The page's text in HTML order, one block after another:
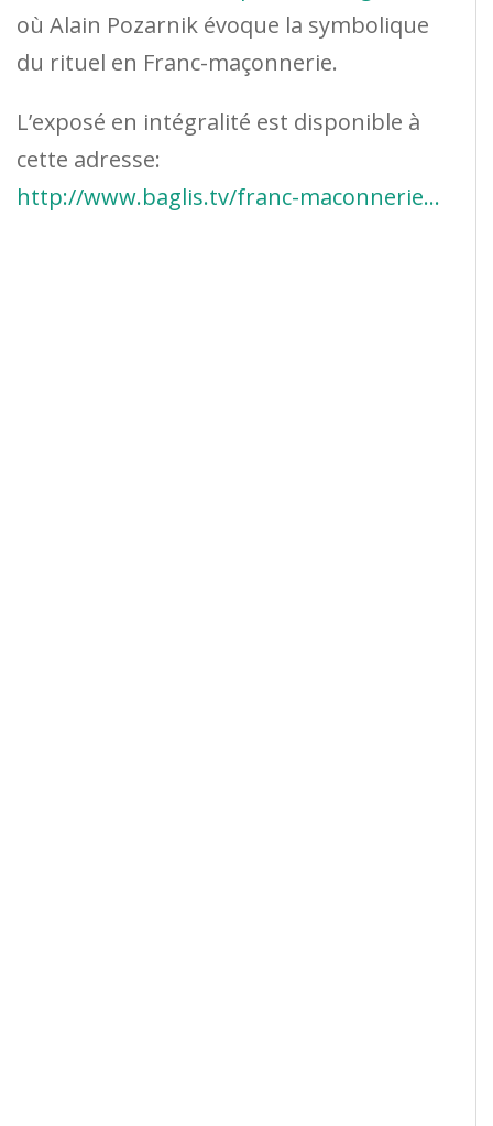
où Alain Pozarnik évoque la symbolique
du rituel en Franc-maçonnerie.
L’exposé en intégralité est disponible à
cette adresse:
http://www.baglis.tv/franc-maconnerie…